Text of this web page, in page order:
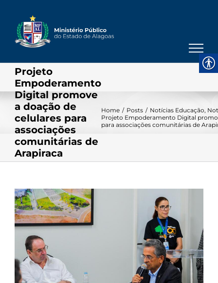
content
Projeto
Empoderamento
Digital promove
a doação de
celulares para
associações
comunitárias de
Arapiraca
Home / Posts / Notícias Educação,
Projeto Empoderamento Digital
para associações comunitárias de
View
Larger
Image